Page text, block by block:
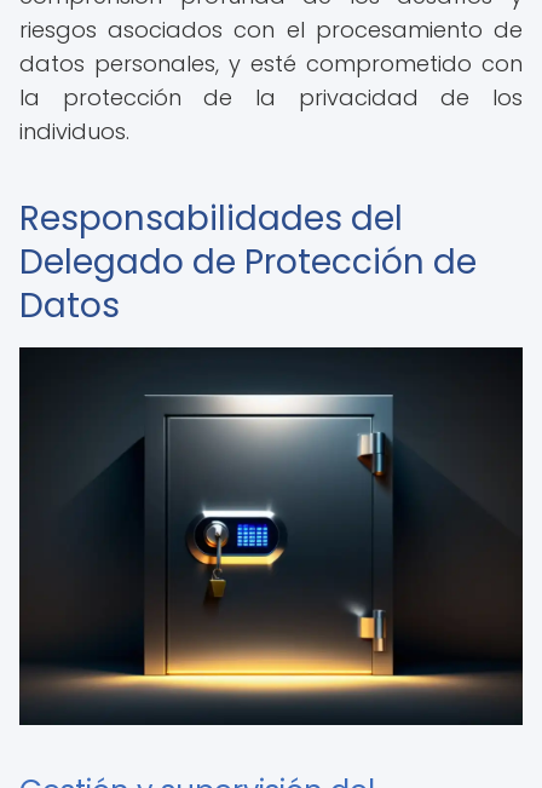
riesgos asociados con el procesamiento de
datos personales, y esté comprometido con
la protección de la privacidad de los
individuos.
Responsabilidades del
Delegado de Protección de
Datos